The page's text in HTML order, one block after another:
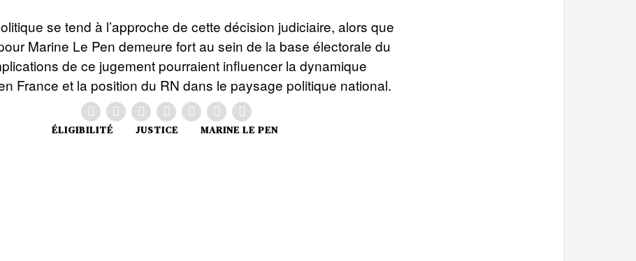
se tend à l’approche de cette décision judiciaire, alors que
Marine Le Pen demeure fort au sein de la base électorale du
de ce jugement pourraient influencer la dynamique
France et la position du RN dans le paysage politique national.
ÉLIGIBILITÉ JUSTICE MARINE LE PEN